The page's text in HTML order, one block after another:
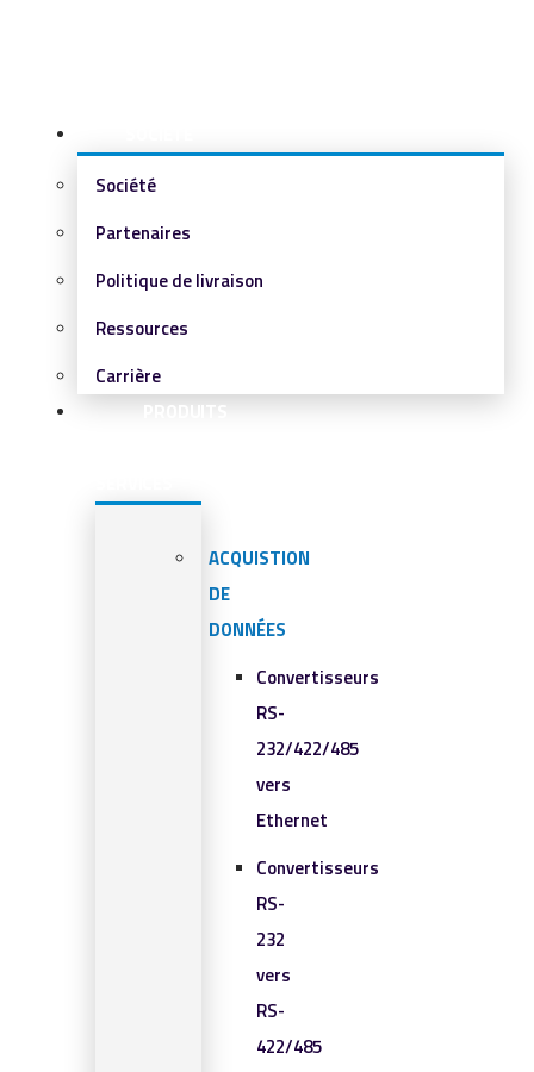
Société
Partenaires
Politique de livraison
Ressources
Carrière
PRODUITS
ACQUISTION
DE
DONNÉES
Convertisseurs
RS-
232/422/485
vers
Ethernet
Convertisseurs
RS-
232
vers
RS-
422/485